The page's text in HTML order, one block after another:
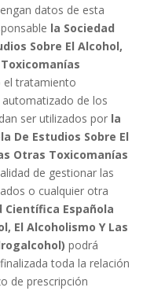
datos de esta
la Sociedad
Sobre El Alcohol,
el tratamiento
de los
ser utilizados por la
De Estudios Sobre El
Otras Toxicomanías
de gestionar las
o cualquier otra
Científica Española
El Alcoholismo Y Las
podrá
toda la relación
de prescripción